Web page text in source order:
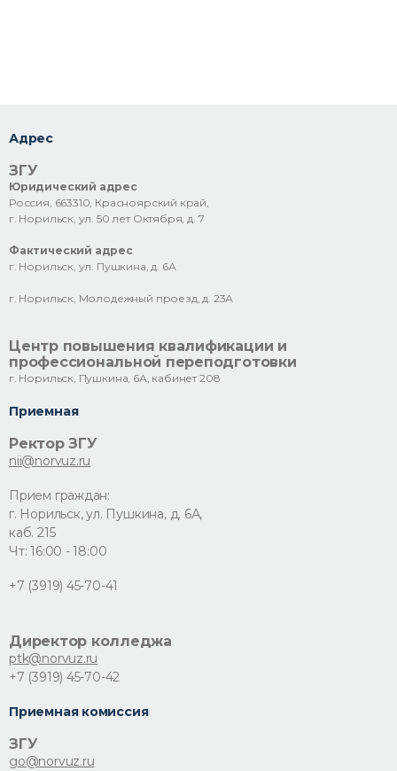
Адрес
ЗГУ
Юридический адрес
Россия, 663310, Красноярский край,
г. Норильск, ул. 50 лет Октября, д. 7
Фактический адрес
г. Норильск, ул. Пушкина, д. 6А
г. Норильск, Молодежный проезд, д. 23А
Центр повышения квалификации и
профессиональной переподготовки
г. Норильск, Пушкина, 6А, кабинет 208
Приемная
Ректор ЗГУ
nii@norvuz.ru
Прием граждан:
г. Норильск, ул. Пушкина, д. 6А,
каб. 215
Чт: 16:00 - 18:00
+7 (3919) 45-70-41
Директор колледжа
ptk@norvuz.ru
+7 (3919) 45-70-42
Приемная комиссия
ЗГУ
go@norvuz.ru